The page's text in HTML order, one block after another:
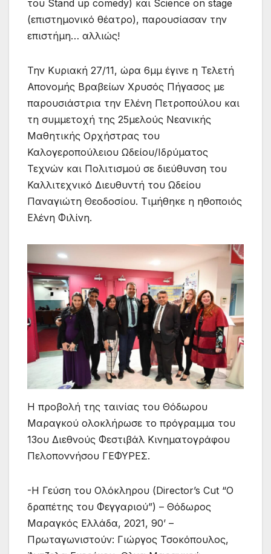
του Stand up comedy) και Science on stage
(επιστημονικό θέατρο), παρουσίασαν την
επιστήμη… αλλιώς!
Την Κυριακή 27/11, ώρα 6μμ έγινε η Τελετή
Απονομής Βραβείων Χρυσός Πήγασος με
παρουσιάστρια την Ελένη Πετροπούλου και
τη συμμετοχή της 25μελούς Νεανικής
Μαθητικής Ορχήστρας του
Καλογεροπούλειου Ωδείου/Ιδρύματος
Τεχνών και Πολιτισμού σε διεύθυνση του
Καλλιτεχνικό Διευθυντή του Ωδείου
Παναγιώτη Θεοδοσίου. Τιμήθηκε η ηθοποιός
Ελένη Φιλίνη.
Η προβολή της ταινίας του Θόδωρου
Μαραγκού ολοκλήρωσε το πρόγραμμα του
13ου Διεθνούς Φεστιβάλ Κινηματογράφου
Πελοποννήσου ΓΕΦΥΡΕΣ.
-H Γεύση του Ολόκληρου (Director’s Cut “O
δραπέτης του Φεγγαριού”) – Θόδωρος
Μαραγκός Ελλάδα, 2021, 90’ –
Πρωταγωνιστούν: Γιώργος Τσοκόπουλος,